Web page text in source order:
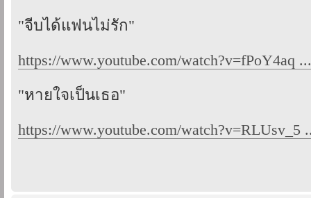
"จีบได้แฟนไม่รัก"
https://www.youtube.com/watch?v=fPoY4aq
"หายใจเป็นเธอ"
https://www.youtube.com/watch?v=RLUsv_5